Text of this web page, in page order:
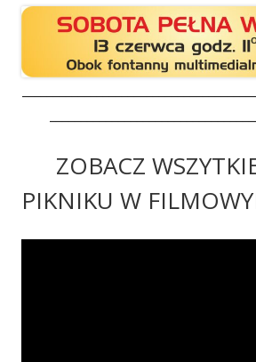
ZOBACZ
PIKNIKU W